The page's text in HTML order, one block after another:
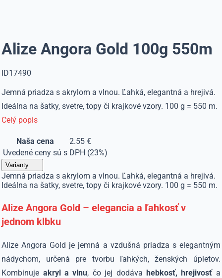
Alize Angora Gold 100g 550m
ID17490
Jemná priadza s akrylom a vlnou. Ľahká, elegantná a hrejivá.
Ideálna na šatky, svetre, topy či krajkové vzory. 100 g = 550 m.
Celý popis
Naša cena
2.55 €
Uvedené ceny sú s DPH (23%)
Varianty
Jemná priadza s akrylom a vlnou. Ľahká, elegantná a hrejivá.
Ideálna na šatky, svetre, topy či krajkové vzory. 100 g = 550 m.
Alize Angora Gold – elegancia a ľahkosť v
jednom klbku
Alize Angora Gold je jemná a vzdušná priadza s elegantným
nádychom, určená pre tvorbu ľahkých, ženských úpletov.
Kombinuje akryl a vlnu, čo jej dodávahebkosť, hrejivosť a